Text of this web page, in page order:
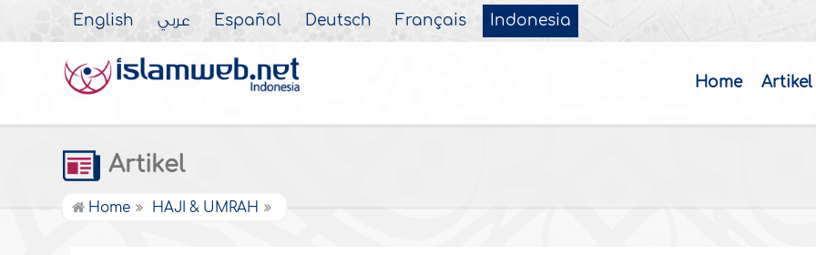
English عربي Español Deutsch Français Indonesia
Home Artikel
Artikel
Home HAJI & UMRAH